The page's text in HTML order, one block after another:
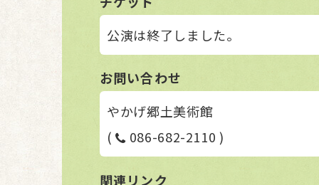
公演は終了しました。
お問い合わせ
やかげ郷土美術館
(
086-682-2110 )
関連リンク